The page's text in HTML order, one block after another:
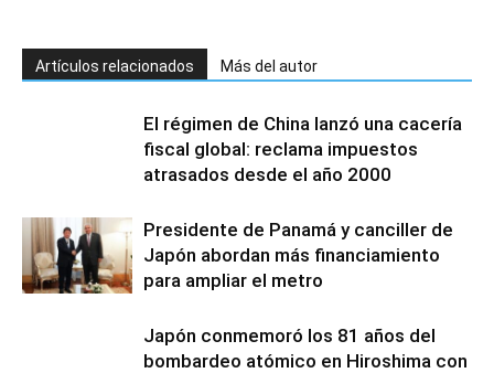
Artículos relacionados Más del autor
El régimen de China lanzó una cacería
fiscal global: reclama impuestos
atrasados desde el año 2000
Presidente de Panamá y canciller de
Japón abordan más financiamiento
para ampliar el metro
Japón conmemoró los 81 años del
bombardeo atómico en Hiroshima con